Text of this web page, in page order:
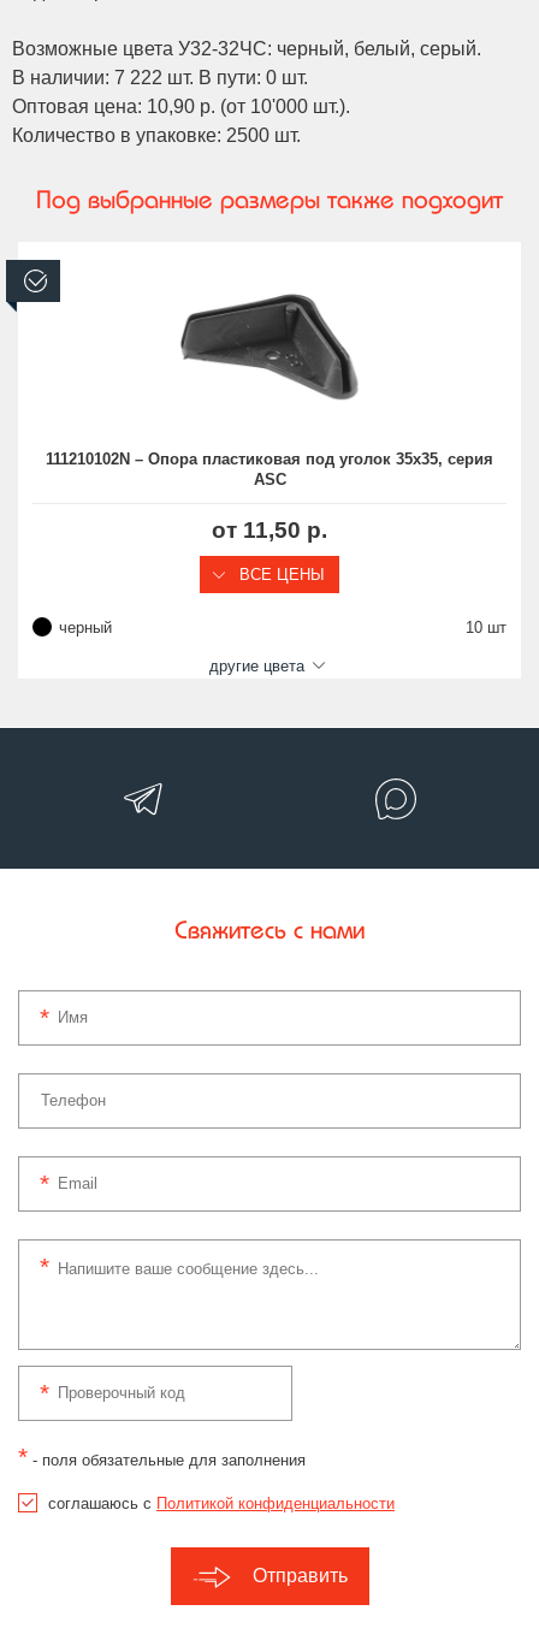
Возможные цвета У32-32ЧС: черный, белый, серый.
В наличии: 7 222 шт. В пути: 0 шт.
Оптовая цена: 10,90 р. (от 10'000 шт.).
Количество в упаковке: 2500 шт.
Под выбранные размеры также подходит
111210102N – Опора пластиковая под уголок 35х35, серия
ASC
от 11,50 р.
ВСЕ ЦЕНЫ
черный 10 шт
другие цвета
Свяжитесь с нами
* - поля обязательные для заполнения
соглашаюсь с Политикой конфиденциальности
Отправить